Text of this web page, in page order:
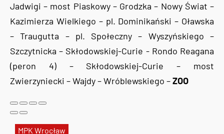
MPK Wrocław
Jadwigi – most Piaskowy – Grodzka – Nowy Świat –
Kazimierza Wielkiego – pl. Dominikański – Oławska
– Traugutta – pl. Społeczny – Wyszyńskiego –
Szczytnicka – Skłodowskiej-Curie - Rondo Reagana
(peron 4) – Skłodowskiej-Curie – most
Zwierzyniecki – Wajdy – Wróblewskiego –ZOO